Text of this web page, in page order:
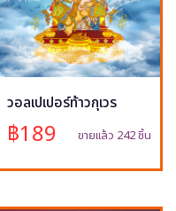
วอลเปเปอร์ท้าวกุเวร
฿189 ขายแล้ว 242 ชิ้น